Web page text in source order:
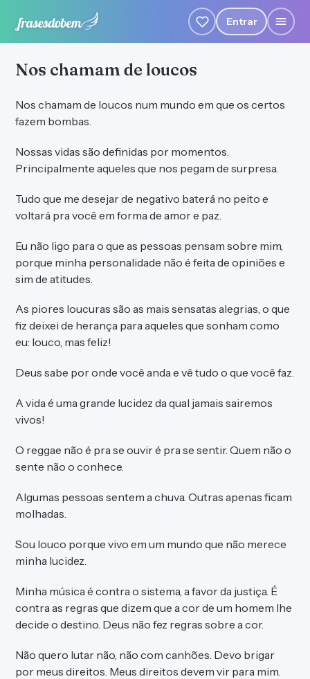
Entrar
Nos chamam de loucos
Nos chamam de loucos num mundo em que os certos
fazem bombas.
Nossas vidas são definidas por momentos.
Principalmente aqueles que nos pegam de surpresa.
Tudo que me desejar de negativo baterá no peito e
voltará pra você em forma de amor e paz.
Eu não ligo para o que as pessoas pensam sobre mim,
porque minha personalidade não é feita de opiniões e
sim de atitudes.
As piores loucuras são as mais sensatas alegrias, o que
fiz deixei de herança para aqueles que sonham como
eu: louco, mas feliz!
Deus sabe por onde você anda e vê tudo o que você faz.
A vida é uma grande lucidez da qual jamais sairemos
vivos!
O reggae não é pra se ouvir é pra se sentir. Quem não o
sente não o conhece.
Algumas pessoas sentem a chuva. Outras apenas ficam
molhadas.
Sou louco porque vivo em um mundo que não merece
minha lucidez.
Minha música é contra o sistema, a favor da justiça. É
contra as regras que dizem que a cor de um homem lhe
decide o destino. Deus não fez regras sobre a cor.
Não quero lutar não, não com canhões. Devo brigar
por meus direitos. Meus direitos devem vir para mim.